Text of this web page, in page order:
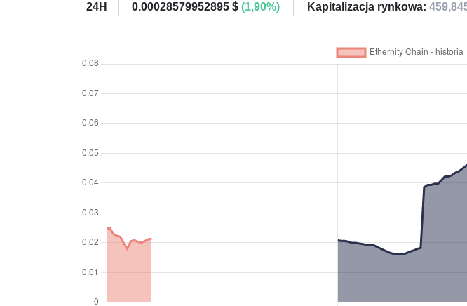
24H 0.00028579952895 $ (1,90%) Kapitalizacja rynkowa: